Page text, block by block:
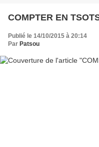
COMPTER EN
Publié le 14/10/2015 à 20:14
Par Patsou